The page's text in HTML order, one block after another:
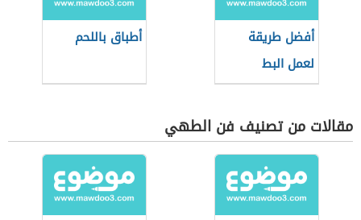
أفضل طريقة
لعمل البط
أطباق باللحم
مقالات من تصنيف فن الطهي